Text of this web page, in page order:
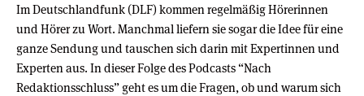
Im Deutschlandfunk (DLF) kommen regelmäßig Hörerinnen
und Hörer zu Wort. Manchmal liefern sie sogar die Idee für eine
ganze Sendung und tauschen sich darin mit Expertinnen und
Experten aus. In dieser Folge des Podcasts “Nach
Redaktionsschluss” geht es um die Fragen, ob und warum sich